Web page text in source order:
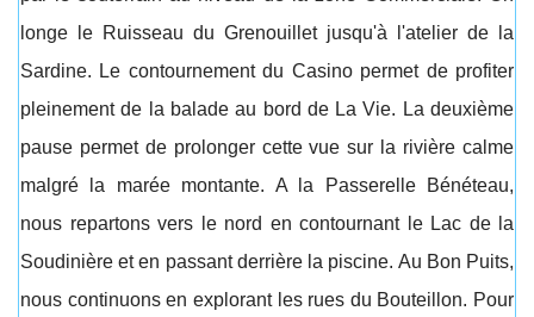
longe le Ruisseau du Grenouillet jusqu'à l'atelier de la
Sardine. Le contournement du Casino permet de profiter
pleinement de la balade au bord de La Vie. La deuxième
pause permet de prolonger cette vue sur la rivière calme
malgré la marée montante. A la Passerelle Bénéteau,
nous repartons vers le nord en contournant le Lac de la
Soudinière et en passant derrière la piscine. Au Bon Puits,
nous continuons en explorant les rues du Bouteillon. Pour